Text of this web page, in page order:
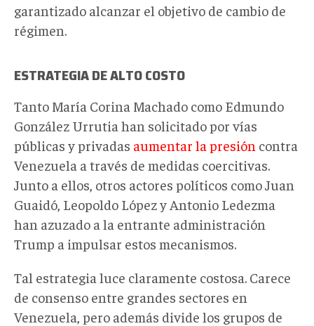
garantizado alcanzar el objetivo de cambio de
régimen.
ESTRATEGIA DE ALTO COSTO
Tanto María Corina Machado como Edmundo
González Urrutia han solicitado por vías
públicas y privadas aumentar la presión contra
Venezuela a través de medidas coercitivas.
Junto a ellos, otros actores políticos como Juan
Guaidó, Leopoldo López y Antonio Ledezma
han azuzado a la entrante administración
Trump a impulsar estos mecanismos.
Tal estrategia luce claramente costosa. Carece
de consenso entre grandes sectores en
Venezuela, pero además divide los grupos de